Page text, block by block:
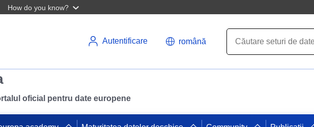
How do you know?
Autentificare română
oficial pentru date europene